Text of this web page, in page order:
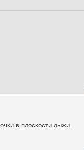
в плоскости лыжи.